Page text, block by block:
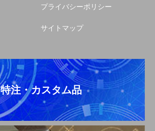
プライバシーポリシー
サイトマップ
特注・カスタム品